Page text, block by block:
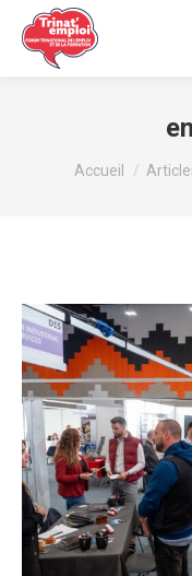
Vous êtes ici :
Accueil